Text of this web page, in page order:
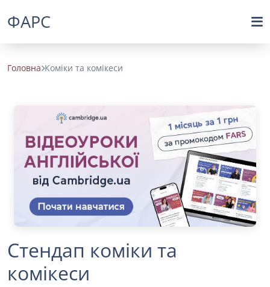
ФАРС
Головна Коміки та комікеси
Стендап коміки та
комікеси